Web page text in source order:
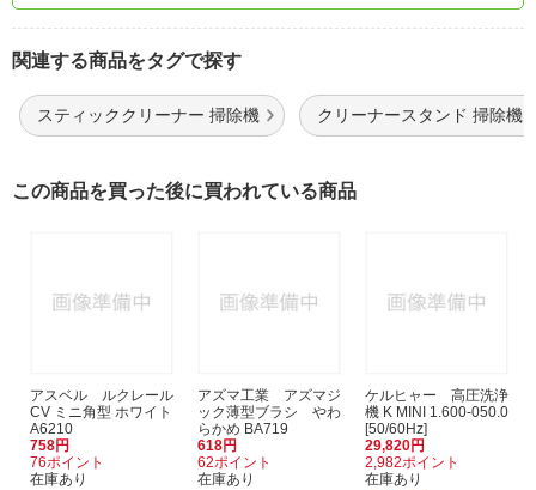
関連する商品をタグで探す
スティッククリーナー 掃除機 クリーナースタンド 掃除機
この商品を買った後に買われている商品
アスベル ルクレール
CV ミニ角型 ホワイト
A6210
758円
76ポイント
在庫あり
アズマ工業 アズマジ
ック薄型ブラシ やわ
らかめ BA719
618円
62ポイント
在庫あり
ケルヒャー 高圧洗浄
機 K MINI 1.600-050.0
[50/60Hz]
29,820円
2,982ポイント
在庫あり